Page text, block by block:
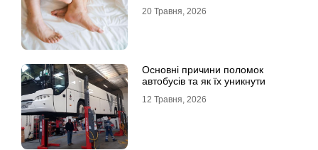
20 Травня, 2026
Основні причини поломок
автобусів та як їх уникнути
12 Травня, 2026